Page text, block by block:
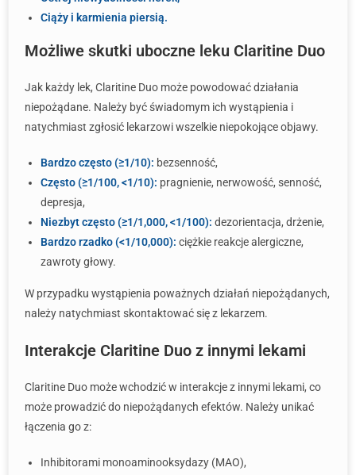
Ciąży i karmienia piersią.
Możliwe skutki uboczne leku Claritine Duo
Jak każdy lek, Claritine Duo może powodować działania
niepożądane. Należy być świadomym ich wystąpienia i
natychmiast zgłosić lekarzowi wszelkie niepokojące objawy.
Bardzo często (≥1/10): bezsenność,
Często (≥1/100, <1/10): pragnienie, nerwowość, senność,
depresja,
Niezbyt często (≥1/1,000, <1/100): dezorientacja, drżenie,
Bardzo rzadko (<1/10,000): ciężkie reakcje alergiczne,
zawroty głowy.
W przypadku wystąpienia poważnych działań niepożądanych,
należy natychmiast skontaktować się z lekarzem.
Interakcje Claritine Duo z innymi lekami
Claritine Duo może wchodzić w interakcje z innymi lekami, co
może prowadzić do niepożądanych efektów. Należy unikać
łączenia go z:
Inhibitorami monoaminooksydazy (MAO),